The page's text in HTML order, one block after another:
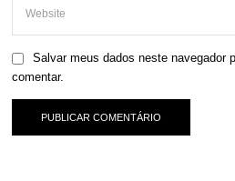
Salvar meus dados neste navegador
comentar.